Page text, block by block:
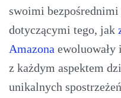
swoimi
dotyczącymi tego, jak
Amazona ewoluowały
z każdym aspektem
unikalnych